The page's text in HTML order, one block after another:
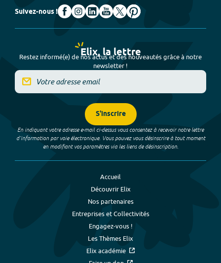
Suivez-nous !
Elix, la lettre
Restez informé(e) de nos actus et des nouveautés grâce à notre
newsletter !
S'inscrire
En indiquant votre adresse e-mail ci-dessus vous consentez à recevoir notre lettre
d’information par voie électronique. Vous pouvez vous désinscrire à tout moment
en modifiant vos paramètres via les liens de désinscription.
Accueil
Découvrir Elix
Nos partenaires
Entreprises et Collectivités
Engagez-vous !
Les Thèmes Elix
Elix académie